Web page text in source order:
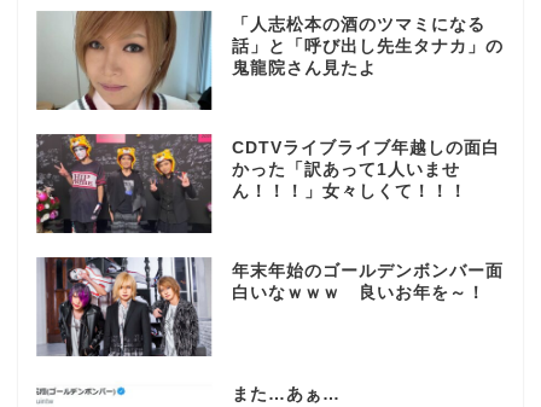
「人志松本の酒のツマミになる
話」と「呼び出し先生タナカ」の
鬼龍院さん見たよ
CDTVライブライブ年越しの面白
かった「訳あって1人いませ
ん！！！」女々しくて！！！
年末年始のゴールデンボンバー面
白いなｗｗｗ 良いお年を～！
また…あぁ…